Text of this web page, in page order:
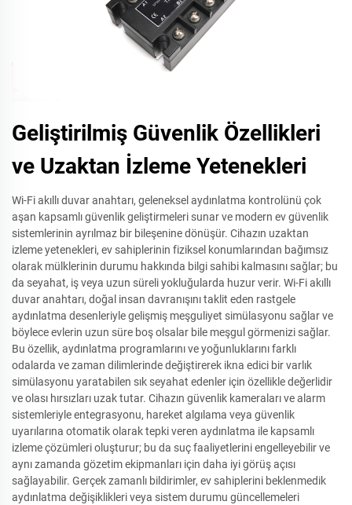
Geliştirilmiş Güvenlik Özellikleri
ve Uzaktan İzleme Yetenekleri
Wi-Fi akıllı duvar anahtarı, geleneksel aydınlatma kontrolünü çok
aşan kapsamlı güvenlik geliştirmeleri sunar ve modern ev güvenlik
sistemlerinin ayrılmaz bir bileşenine dönüşür. Cihazın uzaktan
izleme yetenekleri, ev sahiplerinin fiziksel konumlarından bağımsız
olarak mülklerinin durumu hakkında bilgi sahibi kalmasını sağlar; bu
da seyahat, iş veya uzun süreli yokluğularda huzur verir. Wi-Fi akıllı
duvar anahtarı, doğal insan davranışını taklit eden rastgele
aydınlatma desenleriyle gelişmiş meşguliyet simülasyonu sağlar ve
böylece evlerin uzun süre boş olsalar bile meşgul görmenizi sağlar.
Bu özellik, aydınlatma programlarını ve yoğunluklarını farklı
odalarda ve zaman dilimlerinde değiştirerek ikna edici bir varlık
simülasyonu yaratabilen sık seyahat edenler için özellikle değerlidir
ve olası hırsızları uzak tutar. Cihazın güvenlik kameraları ve alarm
sistemleriyle entegrasyonu, hareket algılama veya güvenlik
uyarılarına otomatik olarak tepki veren aydınlatma ile kapsamlı
izleme çözümleri oluşturur; bu da suç faaliyetlerini engelleyebilir ve
aynı zamanda gözetim ekipmanları için daha iyi görüş açısı
sağlayabilir. Gerçek zamanlı bildirimler, ev sahiplerini beklenmedik
aydınlatma değişiklikleri veya sistem durumu güncellemeleri